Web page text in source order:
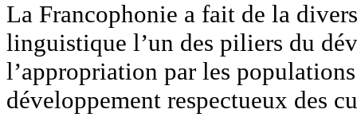
La Francophonie a fait de la
linguistique l’un des piliers du
l’appropriation par les
développement respectueux des